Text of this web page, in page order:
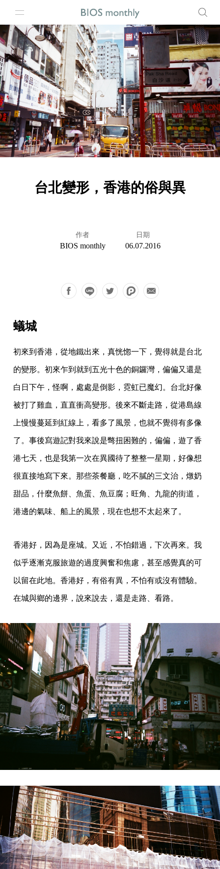
台北變形，香港的俗與異
作者
BIOS monthly
日期
06.07.2016
蟻城
初來到香港，從地鐵出來，真恍惚一下，覺得就是台北
的變形。初來乍到就到五光十色的銅鑼灣，偏偏又還是
白日下午，怪啊，處處是倒影，霓虹已魔幻。台北好像
被打了雞血，直直衝高變形。後來不斷走路，從港島線
上慢慢蔓延到紅線上，看多了風景，也就不覺得有多像
了。事後寫遊記對我來說是彆扭困難的，偏偏，遊了香
港七天，也是我第一次在異國待了整整一星期，好像想
很直接地寫下來。那些茶餐廳，吃不膩的三文治，燉奶
甜品，什麼魚餅、魚蛋、魚豆腐；旺角、九龍的街道，
港邊的氣味、船上的風景，現在也想不太起來了。
香港好，因為是座城。又近，不怕錯過，下次再來。我
似乎逐漸克服旅遊的過度興奮和焦慮，甚至感覺真的可
以留在此地。香港好，有俗有異，不怕有或沒有體驗。
在城與鄉的邊界，說來說去，還是走路、看路。